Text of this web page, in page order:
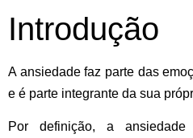
Introdução
A ansiedade faz parte das
e é parte integrante da sua
Por definição, a